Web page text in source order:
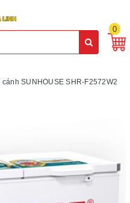
0
SUNHOUSE SHR-F2572W2